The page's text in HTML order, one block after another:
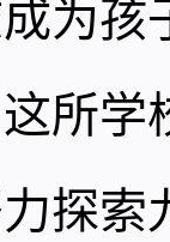
为孩
所
探